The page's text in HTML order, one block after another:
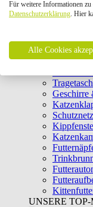
Clicker &
Weiteres
Geschirre
UNSERE
Für weitere Informationen zu
Datenschutzerklärung. Hier
Alle Cookies